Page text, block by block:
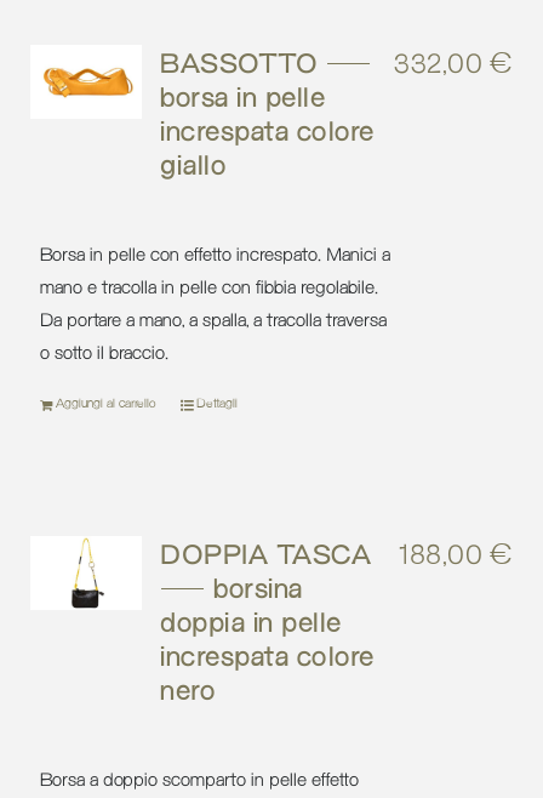
BASSOTTO –
borsa in pelle
increspata colore
giallo
332,00€
Borsa in pelle con effetto increspato. Manici a
mano e tracolla in pelle con fibbia regolabile.
Da portare a mano, a spalla, a tracolla traversa
o sotto il braccio.
Aggiungi al carrello Dettagli
DOPPIA TASCA
– borsina
doppia in pelle
increspata colore
nero
188,00€
Borsa a doppio scomparto in pelle effetto